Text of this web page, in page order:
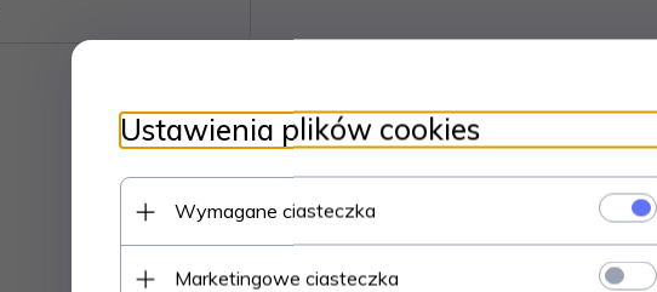
Ustawienia plików cookies
Wymagane ciasteczka
Marketingowe ciasteczka